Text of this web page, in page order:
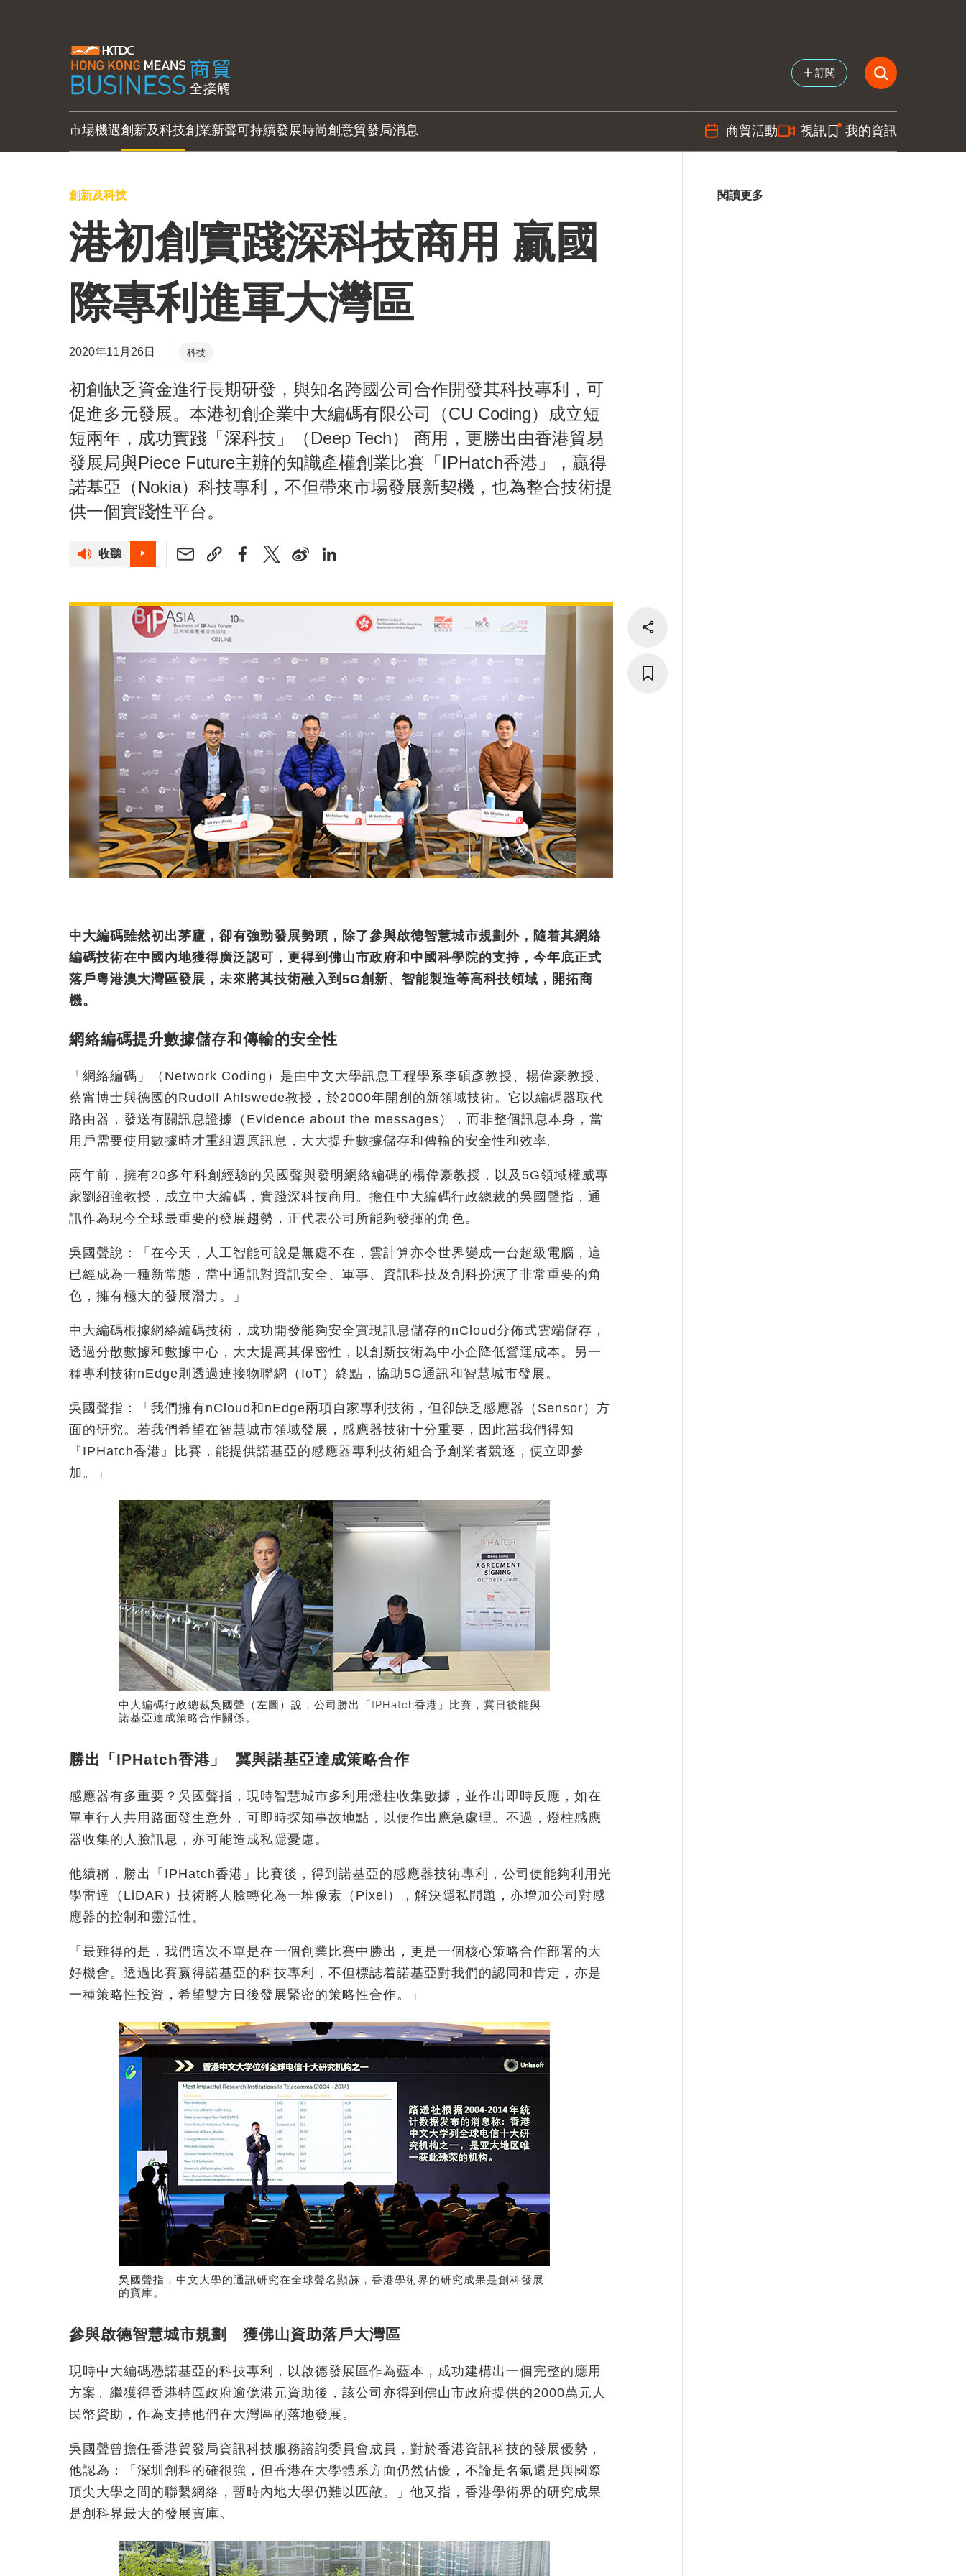
訂閱
市場機遇創新及科技創業新聲可持續發展時尚創意貿發局消息 商貿活動 視訊 我的資訊
創新及科技
港初創實踐深科技商用 贏國
際專利進軍大灣區
2020年11月26日 科技
初創缺乏資金進行長期研發，與知名跨國公司合作開發其科技專利，可
促進多元發展。本港初創企業中大編碼有限公司（CU Coding）成立短
短兩年，成功實踐「深科技」（Deep Tech） 商用，更勝出由香港貿易
發展局與Piece Future主辦的知識產權創業比賽「IPHatch香港」，贏得
諾基亞（Nokia）科技專利，不但帶來市場發展新契機，也為整合技術提
供一個實踐性平台。
收聽
中大編碼雖然初出茅廬，卻有強勁發展勢頭，除了參與啟德智慧城市規劃外，隨着其網絡
編碼技術在中國內地獲得廣泛認可，更得到佛山市政府和中國科學院的支持，今年底正式
落戶粵港澳大灣區發展，未來將其技術融入到5G創新、智能製造等高科技領域，開拓商
機。
網絡編碼提升數據儲存和傳輸的安全性
「網絡編碼」（Network Coding）是由中文大學訊息工程學系李碩彥教授、楊偉豪教授、
蔡甯博士與德國的Rudolf Ahlswede教授，於2000年開創的新領域技術。它以編碼器取代
路由器，發送有關訊息證據（Evidence about the messages），而非整個訊息本身，當
用戶需要使用數據時才重組還原訊息，大大提升數據儲存和傳輸的安全性和效率。
兩年前，擁有20多年科創經驗的吳國聲與發明網絡編碼的楊偉豪教授，以及5G領域權威專
家劉紹強教授，成立中大編碼，實踐深科技商用。擔任中大編碼行政總裁的吳國聲指，通
訊作為現今全球最重要的發展趨勢，正代表公司所能夠發揮的角色。
吳國聲說：「在今天，人工智能可說是無處不在，雲計算亦令世界變成一台超級電腦，這
已經成為一種新常態，當中通訊對資訊安全、軍事、資訊科技及創科扮演了非常重要的角
色，擁有極大的發展潛力。」
中大編碼根據網絡編碼技術，成功開發能夠安全實現訊息儲存的nCloud分佈式雲端儲存，
透過分散數據和數據中心，大大提高其保密性，以創新技術為中小企降低營運成本。另一
種專利技術nEdge則透過連接物聯網（IoT）終點，協助5G通訊和智慧城市發展。
吳國聲指：「我們擁有nCloud和nEdge兩項自家專利技術，但卻缺乏感應器（Sensor）方
面的研究。若我們希望在智慧城市領域發展，感應器技術十分重要，因此當我們得知
『IPHatch香港』比賽，能提供諾基亞的感應器專利技術組合予創業者競逐，便立即參
加。」
中大編碼行政總裁吳國聲（左圖）說，公司勝出「IPHatch香港」比賽，冀日後能與
諾基亞達成策略合作關係。
勝出「IPHatch香港」 冀與諾基亞達成策略合作
感應器有多重要？吳國聲指，現時智慧城市多利用燈柱收集數據，並作出即時反應，如在
單車行人共用路面發生意外，可即時探知事故地點，以便作出應急處理。不過，燈柱感應
器收集的人臉訊息，亦可能造成私隱憂慮。
他續稱，勝出「IPHatch香港」比賽後，得到諾基亞的感應器技術專利，公司便能夠利用光
學雷達（LiDAR）技術將人臉轉化為一堆像素（Pixel），解決隱私問題，亦增加公司對感
應器的控制和靈活性。
「最難得的是，我們這次不單是在一個創業比賽中勝出，更是一個核心策略合作部署的大
好機會。透過比賽嬴得諾基亞的科技專利，不但標誌着諾基亞對我們的認同和肯定，亦是
一種策略性投資，希望雙方日後發展緊密的策略性合作。」
吳國聲指，中文大學的通訊研究在全球聲名顯赫，香港學術界的研究成果是創科發展
的寶庫。
參與啟德智慧城市規劃 獲佛山資助落戶大灣區
現時中大編碼憑諾基亞的科技專利，以啟德發展區作為藍本，成功建構出一個完整的應用
方案。繼獲得香港特區政府逾億港元資助後，該公司亦得到佛山市政府提供的2000萬元人
民幣資助，作為支持他們在大灣區的落地發展。
吳國聲曾擔任香港貿發局資訊科技服務諮詢委員會成員，對於香港資訊科技的發展優勢，
他認為：「深圳創科的確很強，但香港在大學體系方面仍然佔優，不論是名氣還是與國際
頂尖大學之間的聯繫網絡，暫時內地大學仍難以匹敵。」他又指，香港學術界的研究成果
是創科界最大的發展寶庫。
閱讀更多